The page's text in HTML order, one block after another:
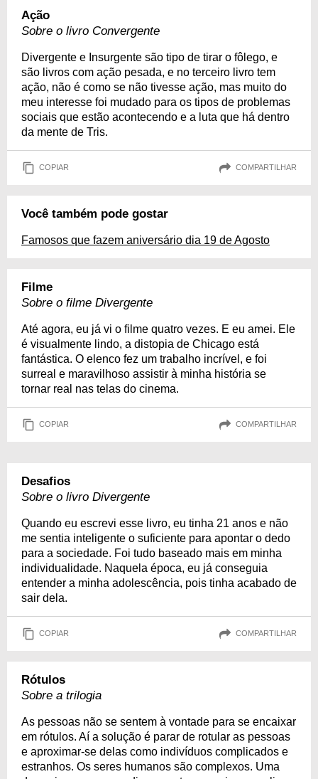
Ação
Sobre o livro Convergente
Divergente e Insurgente são tipo de tirar o fôlego, e
são livros com ação pesada, e no terceiro livro tem
ação, não é como se não tivesse ação, mas muito do
meu interesse foi mudado para os tipos de problemas
sociais que estão acontecendo e a luta que há dentro
da mente de Tris.
COPIAR COMPARTILHAR
Você também pode gostar
Famosos que fazem aniversário dia 19 de Agosto
Filme
Sobre o filme Divergente
Até agora, eu já vi o filme quatro vezes. E eu amei. Ele
é visualmente lindo, a distopia de Chicago está
fantástica. O elenco fez um trabalho incrível, e foi
surreal e maravilhoso assistir à minha história se
tornar real nas telas do cinema.
COPIAR COMPARTILHAR
Desafios
Sobre o livro Divergente
Quando eu escrevi esse livro, eu tinha 21 anos e não
me sentia inteligente o suficiente para apontar o dedo
para a sociedade. Foi tudo baseado mais em minha
individualidade. Naquela época, eu já conseguia
entender a minha adolescência, pois tinha acabado de
sair dela.
COPIAR COMPARTILHAR
Rótulos
Sobre a trilogia
As pessoas não se sentem à vontade para se encaixar
em rótulos. Aí a solução é parar de rotular as pessoas
e aproximar-se delas como indivíduos complicados e
estranhos. Os seres humanos são complexos. Uma